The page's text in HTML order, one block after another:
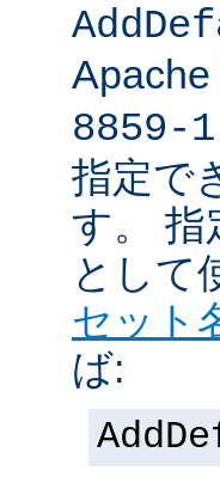
8859-1
指定で
す。 指
として
セット
ば: